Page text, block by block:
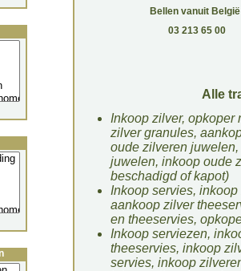
Bellen vanuit
03 213 65 00
Alle
Inkoop zilver, opkoper
zilver granules,
oude zilveren
juwelen, inkoop oude
beschadigd of kapot)
Inkoop servies,
aankoop zilver
en theeservies,
Inkoop serviezen,
theeservies, inkoop
servies, inkoop